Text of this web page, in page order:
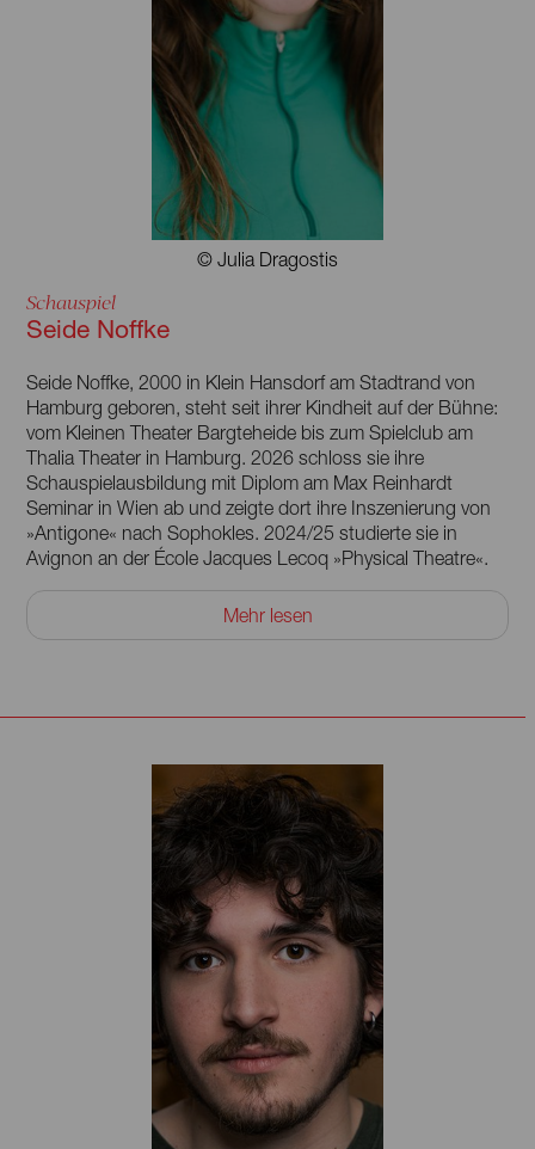
© Julia Dragostis
Schauspiel
Seide Noffke
Seide Noffke, 2000 in Klein Hansdorf am Stadtrand von
Hamburg geboren, steht seit ihrer Kindheit auf der Bühne:
vom Kleinen Theater Bargteheide bis zum Spielclub am
Thalia Theater in Hamburg. 2026 schloss sie ihre
Schauspielausbildung mit Diplom am Max Reinhardt
Seminar in Wien ab und zeigte dort ihre Inszenierung von
»Antigone« nach Sophokles. 2024/25 studierte sie in
Avignon an der École Jacques Lecoq »Physical Theatre«.
Während des Studiums wirkte sie in Produktionen im
Burgtheater Vestibül in Wien, bei den Festspielen
Mehr lesen